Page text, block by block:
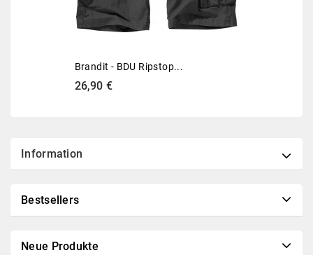
Brandit - BDU Ripstop...
26,90 €
Information
Bestsellers
Neue Produkte